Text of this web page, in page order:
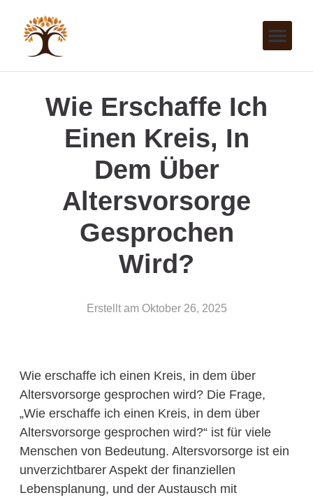
Wie Erschaffe Ich
Einen Kreis, In
Dem Über
Altersvorsorge
Gesprochen
Wird?
Erstellt am Oktober 26, 2025
Wie erschaffe ich einen Kreis, in dem über
Altersvorsorge gesprochen wird? Die Frage,
„Wie erschaffe ich einen Kreis, in dem über
Altersvorsorge gesprochen wird?“ ist für viele
Menschen von Bedeutung. Altersvorsorge ist ein
unverzichtbarer Aspekt der finanziellen
Lebensplanung, und der Austausch mit